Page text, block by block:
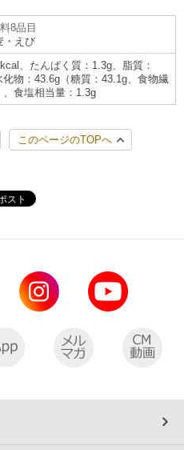
（店舗限定）
ング（店舗限定）
クボクローク」（店舗限定）
8品目
・えび
、たんぱく質：1.3g、脂質：
化物：43.6g（糖質：43.1g、食物繊
、食塩相当量：1.3g
このページのTOPへ